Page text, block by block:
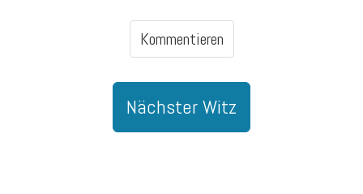
Kommentieren
Nächster Witz